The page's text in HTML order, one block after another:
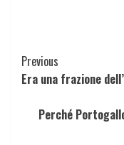
Continue
Reading
Previous
Era una frazione
Perché